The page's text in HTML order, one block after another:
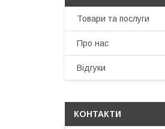
Товари та послуги
Про нас
Відгуки
КОНТАКТИ